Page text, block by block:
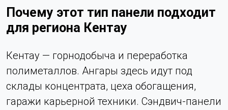
Почему этот тип панели подходит
для региона Кентау
Кентау — горнодобыча и переработка
полиметаллов. Ангары здесь идут под
склады концентрата, цеха обогащения,
гаражи карьерной техники. Сэндвич-панели